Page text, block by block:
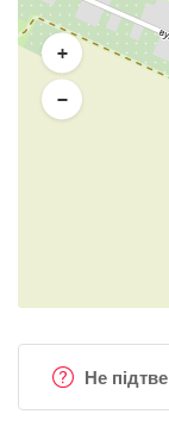
+
−
Не